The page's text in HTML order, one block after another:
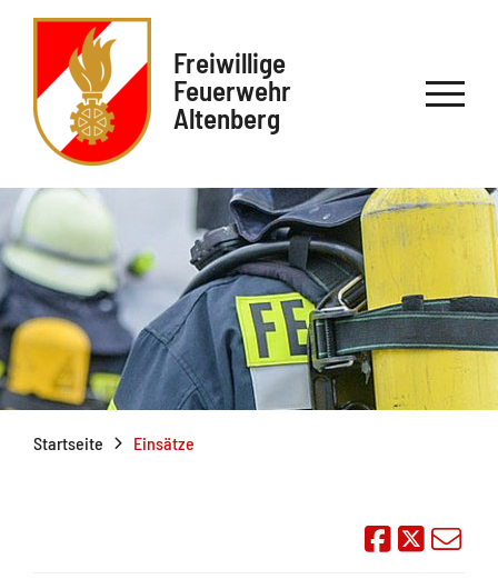
Freiwillige
Feuerwehr
Altenberg
Startseite Einsätze
Auf